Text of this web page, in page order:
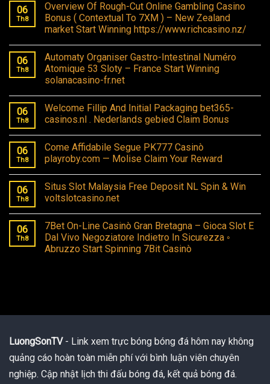
06
Th8
Overview Of Rough-Cut Online Gambling Casino
Bonus ( Contextual To 7XM ) – New Zealand
market Start Winning https://www.richcasino.nz/
06
Th8
Automaty Organiser Gastro-Intestinal Numéro
Atomique 53 Sloty – France Start Winning
solanacasino-fr.net
06
Th8
Welcome Fillip And Initial Packaging bet365-
casinos.nl . Nederlands gebied Claim Bonus
06
Th8
Come Affidabile Segue PK777 Casinò
playroby.com — Molise Claim Your Reward
06
Th8
Situs Slot Malaysia Free Deposit NL Spin & Win
voltslotcasino.net
06
Th8
7Bet On-Line Casinò Gran Bretagna – Gioca Slot E
Dal Vivo Negoziatore Indietro In Sicurezza ◦
Abruzzo Start Spinning 7Bit Casinò
LuongSonTV- Link xem trực bóng bóng đá hôm nay không
quảng cáo hoàn toàn miễn phí với bình luận viên chuyên
nghiệp. Cập nhật lịch thi đấu bóng đá, kết quả bóng đá.